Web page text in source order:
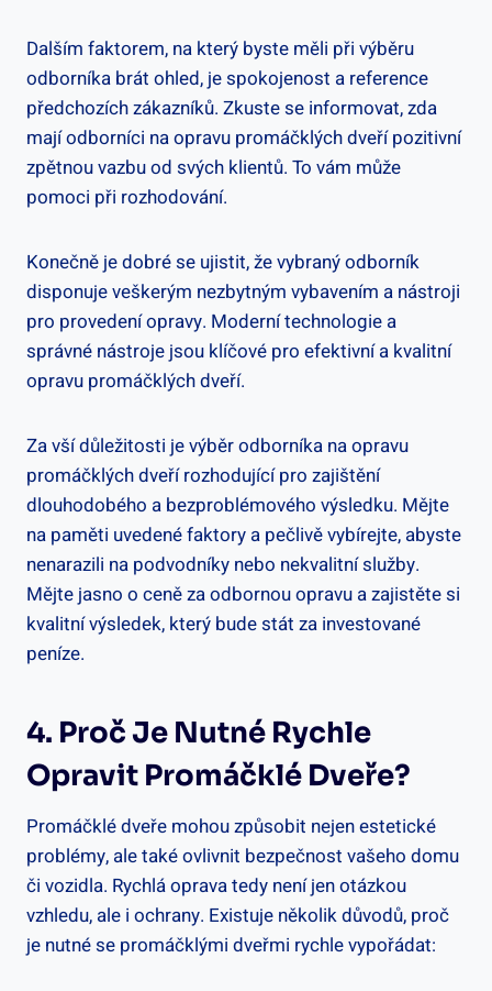
Dalším faktorem, na který byste měli při výběru
odborníka brát ohled, je spokojenost a reference
předchozích zákazníků. Zkuste se informovat, zda
mají odborníci na opravu promáčklých dveří pozitivní
zpětnou vazbu od svých klientů. To vám může
pomoci při rozhodování.
Konečně je dobré se ujistit, že vybraný odborník
disponuje veškerým nezbytným vybavením a nástroji
pro provedení opravy. Moderní technologie a
správné nástroje jsou klíčové pro efektivní a kvalitní
opravu promáčklých dveří.
Za vší důležitosti je výběr odborníka na opravu
promáčklých dveří rozhodující pro zajištění
dlouhodobého a bezproblémového výsledku. Mějte
na paměti uvedené faktory a pečlivě vybírejte, abyste
nenarazili na podvodníky nebo nekvalitní služby.
Mějte jasno o ceně za odbornou opravu a zajistěte si
kvalitní výsledek, který bude stát za investované
peníze.
4. Proč Je Nutné Rychle
Opravit Promáčklé Dveře?
Promáčklé dveře mohou způsobit nejen estetické
problémy, ale také ovlivnit bezpečnost vašeho domu
či vozidla. Rychlá oprava tedy není jen otázkou
vzhledu, ale i ochrany. Existuje několik důvodů, proč
je nutné se promáčklými dveřmi rychle vypořádat: